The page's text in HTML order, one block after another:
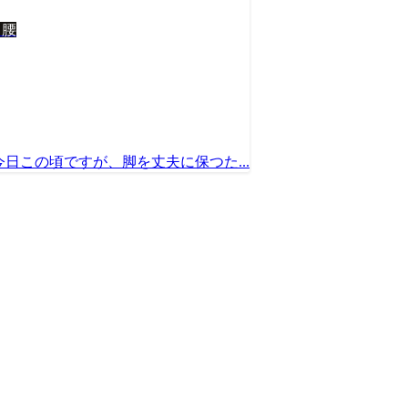
この頃ですが、脚を丈夫に保つた...